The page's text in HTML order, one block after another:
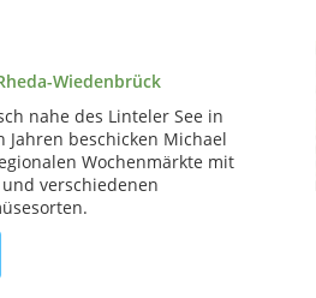
Wiedenbrück
nahe des Linteler See in
Jahren beschicken Michael
Wochenmärkte mit
verschiedenen